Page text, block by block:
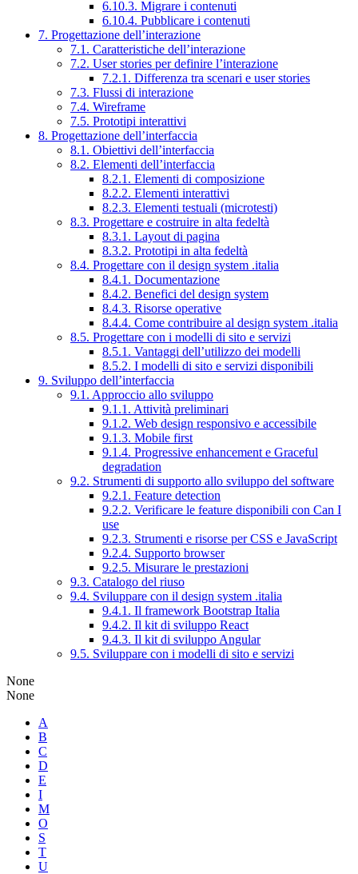
6.10.3. Migrare i contenuti
6.10.4. Pubblicare i contenuti
7. Progettazione dell’interazione
7.1. Caratteristiche dell’interazione
7.2. User stories per definire l’interazione
7.2.1. Differenza tra scenari e user stories
7.3. Flussi di interazione
7.4. Wireframe
7.5. Prototipi interattivi
8. Progettazione dell’interfaccia
8.1. Obiettivi dell’interfaccia
8.2. Elementi dell’interfaccia
8.2.1. Elementi di composizione
8.2.2. Elementi interattivi
8.2.3. Elementi testuali (microtesti)
8.3. Progettare e costruire in alta fedeltà
8.3.1. Layout di pagina
8.3.2. Prototipi in alta fedeltà
8.4. Progettare con il design system .italia
8.4.1. Documentazione
8.4.2. Benefici del design system
8.4.3. Risorse operative
8.4.4. Come contribuire al design system .italia
8.5. Progettare con i modelli di sito e servizi
8.5.1. Vantaggi dell’utilizzo dei modelli
8.5.2. I modelli di sito e servizi disponibili
9. Sviluppo dell’interfaccia
9.1. Approccio allo sviluppo
9.1.1. Attività preliminari
9.1.2. Web design responsivo e accessibile
9.1.3. Mobile first
9.1.4. Progressive enhancement e Graceful
degradation
9.2. Strumenti di supporto allo sviluppo del software
9.2.1. Feature detection
9.2.2. Verificare le feature disponibili con Can I
use
9.2.3. Strumenti e risorse per CSS e JavaScript
9.2.4. Supporto browser
9.2.5. Misurare le prestazioni
9.3. Catalogo del riuso
9.4. Sviluppare con il design system .italia
9.4.1. Il framework Bootstrap Italia
9.4.2. Il kit di sviluppo React
9.4.3. Il kit di sviluppo Angular
9.5. Sviluppare con i modelli di sito e servizi
None
None
A
B
C
D
E
I
M
O
S
T
U